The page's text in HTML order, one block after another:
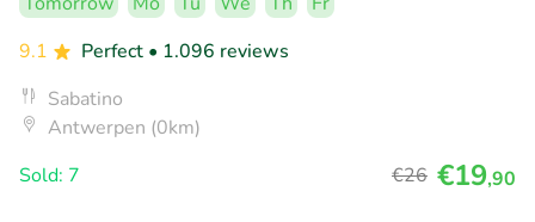
9.1
Perfect • 1.096 reviews
Sabatino
Antwerpen (0km)
Sold: 7
€26 €19,90